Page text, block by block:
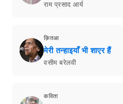
राम प्रसाद आर्य
क़ितआ
मेरी तन्हाइयाँ भी शाएर हैं
वसीम बरेलवी
कविता